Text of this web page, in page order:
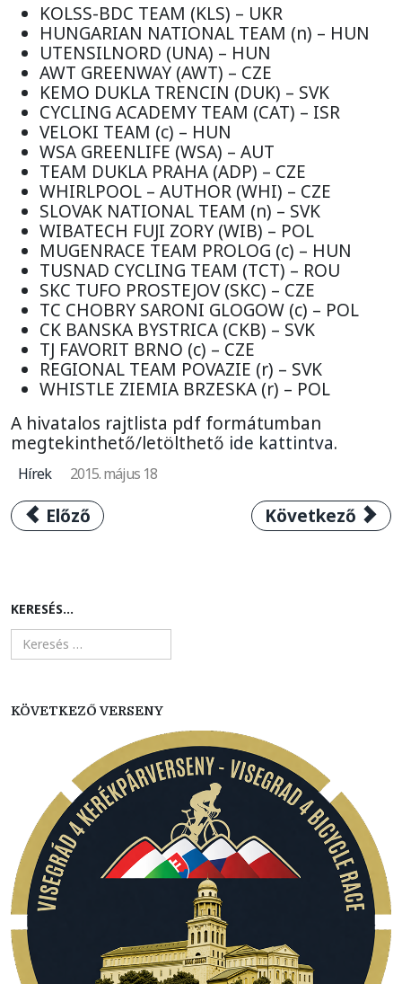
KOLSS-BDC TEAM (KLS) – UKR
HUNGARIAN NATIONAL TEAM (n) – HUN
UTENSILNORD (UNA) – HUN
AWT GREENWAY (AWT) – CZE
KEMO DUKLA TRENCIN (DUK) – SVK
CYCLING ACADEMY TEAM (CAT) – ISR
VELOKI TEAM (c) – HUN
WSA GREENLIFE (WSA) – AUT
TEAM DUKLA PRAHA (ADP) – CZE
WHIRLPOOL – AUTHOR (WHI) – CZE
SLOVAK NATIONAL TEAM (n) – SVK
WIBATECH FUJI ZORY (WIB) – POL
MUGENRACE TEAM PROLOG (c) – HUN
TUSNAD CYCLING TEAM (TCT) – ROU
SKC TUFO PROSTEJOV (SKC) – CZE
TC CHOBRY SARONI GLOGOW (c) – POL
CK BANSKA BYSTRICA (CKB) – SVK
TJ FAVORIT BRNO (c) – CZE
REGIONAL TEAM POVAZIE (r) – SVK
WHISTLE ZIEMIA BRZESKA (r) – POL
A hivatalos rajtlista pdf formátumban
megtekinthető/letölthető ide kattintva.
Hírek 2015. május 18
Előző cikk: Cseh győzelem a 3. V4
Előző Következő cikk:
Következő
KERESÉS...
KÖVETKEZŐ VERSENY